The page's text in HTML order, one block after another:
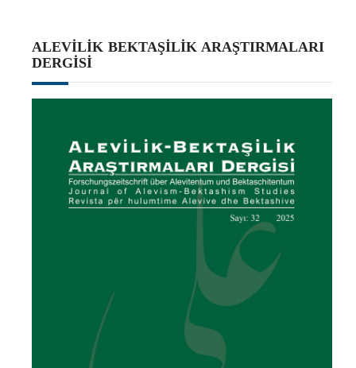
ALEVILIK BEKTAŞILIK ARAŞTIRMALARI
DERGISI